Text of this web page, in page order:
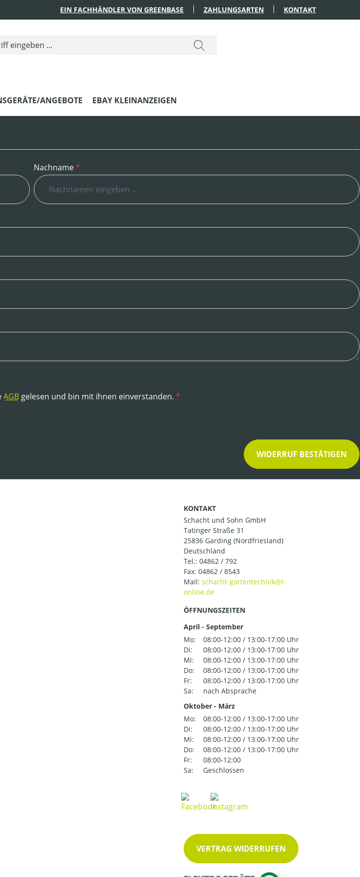
EIN FACHHÄNDLER VON GREENBASE ZAHLUNGSARTEN KONTAKT
ANGEBOTE EBAY KLEINANZEIGEN
Nachname*
AGB gelesen und bin mit ihnen einverstanden. *
WIDERRUF BESTÄTIGEN
KONTAKT
Schacht und Sohn GmbH
Tatinger Straße 31
25836 Garding (Nordfriesland)
Deutschland
Tel.: 04862 / 792
Fax: 04862 / 8543
Mail:
ÖFFNUNGSZEITEN
April - September
Mo:
08:00-12:00 / 13:00-17:00 Uhr
Di:
08:00-12:00 / 13:00-17:00 Uhr
Mi:
08:00-12:00 / 13:00-17:00 Uhr
Do:
08:00-12:00 / 13:00-17:00 Uhr
Fr:
08:00-12:00 / 13:00-17:00 Uhr
Sa:
nach Absprache
Oktober - März
Mo:
08:00-12:00 / 13:00-17:00 Uhr
Di:
08:00-12:00 / 13:00-17:00 Uhr
Mi:
08:00-12:00 / 13:00-17:00 Uhr
Do:
08:00-12:00 / 13:00-17:00 Uhr
Fr:
08:00-12:00
Sa:
Geschlossen
VERTRAG WIDERRUFEN